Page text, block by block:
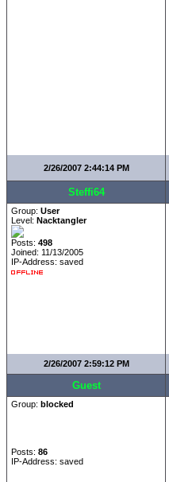
2/26/2007 2:44:14 PM
Steffi64
Group: User
Level: Nacktangler
Posts: 498
Joined: 11/13/2005
IP-Address: saved
2/26/2007 2:59:12 PM
Guest
Group: blocked
Posts: 86
IP-Address: saved